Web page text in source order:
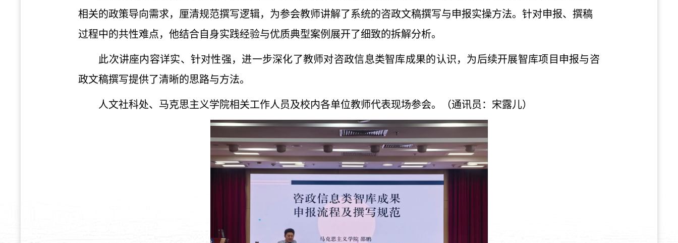
相关的政策导向需求，厘清规范撰写逻辑，为参会教师讲解了系统的咨政文稿撰写与申报实操方法。针对申报、撰稿
过程中的共性难点，他结合自身实践经验与优质典型案例展开了细致的拆解分析。
此次讲座内容详实、针对性强，进一步深化了教师对咨政信息类智库成果的认识， 为后续开展智库项目申报与咨
政文稿撰写提供了清晰的思路与方法。
人文社科处、马克思主义学院相关工作人员及校内各单位教师代表现场参会。（通讯员：宋露儿）